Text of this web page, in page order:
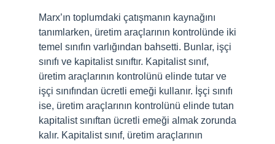
Marx’ın toplumdaki çatışmanın kaynağını
tanımlarken, üretim araçlarının kontrolünde iki
temel sınıfın varlığından bahsetti. Bunlar, işçi
sınıfı ve kapitalist sınıftır. Kapitalist sınıf,
üretim araçlarının kontrolünü elinde tutar ve
işçi sınıfından ücretli emeği kullanır. İşçi sınıfı
ise, üretim araçlarının kontrolünü elinde tutan
kapitalist sınıftan ücretli emeği almak zorunda
kalır. Kapitalist sınıf, üretim araçlarının